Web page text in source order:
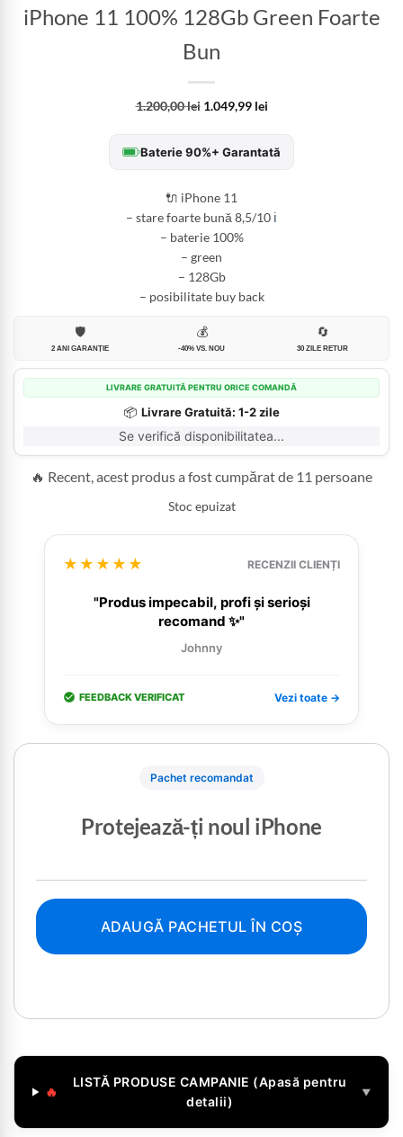
iPhone 11 100% 128Gb Green Foarte
Bun
1.200,00lei 1.049,99 lei
Baterie 90%+ Garantată
🔌 iPhone 11
– stare foarte bună 8,5/10 ℹ️
– baterie 100%
– green
– 128Gb
– posibilitate buy back
🛡️
2 ANI GARANȚIE
💰
-40% VS. NOU
🔄
30 ZILE RETUR
LIVRARE GRATUITĂ PENTRU ORICE COMANDĂ
📦 Livrare Gratuită: 1-2 zile
Se verifică disponibilitatea...
🔥 Recent, acest produs a fost cumpărat de 11 persoane
Stoc epuizat
★★★★★ RECENZII CLIENȚI
"Produs impecabil, profi și serioși
recomand ✨"
Johnny
FEEDBACK VERIFICAT Vezi toate →
Pachet recomandat
Protejează-ți noul iPhone
ADAUGĂ PACHETUL ÎN COȘ
🔥
LISTĂ PRODUSE CAMPANIE (Apasă pentru
detalii)
▼